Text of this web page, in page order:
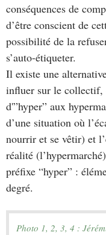
conséquences de
d’être conscient de
possibilité de la
s’auto-étiqueter.
Il existe une
influer sur le
d'”hyper” aux
d’une situation où
nourrir et se vêtir) et
réalité
préfixe “hyper” :
degré.
Photo 1, 2, 3, 4 :